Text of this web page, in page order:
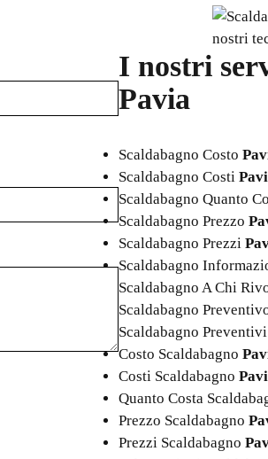
I nostri
Pavia
Scaldabagno Costo
Scaldabagno Costi
Scaldabagno Quanto
Scaldabagno Prezzo
Scaldabagno Prezzi
Scaldabagno
Scaldabagno A Chi
Scaldabagno
Scaldabagno
Costo Scaldabagno
Costi Scaldabagno
Quanto Costa
Prezzo Scaldabagno
Prezzi Scaldabagno